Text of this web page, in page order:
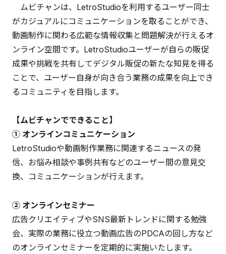
ムビチャンは、LetroStudioを利用するユーザー同士
がカジュアルにコミュニケーションを取ることができ、
動画制作に関わる広範な情報収集と問題解決が行えるオ
ンライン空間です。LetroStudioユーザーが自らの販促
成果や挑戦を共有してデジタル販促の新たな知見を得る
ことで、ユーザー自身が向き合う業務の成果を向上でき
るコミュニティを目指します。
【ムビチャンでできること】
① オンラインコミュニケーション
LetroStudioや動画制作業務に関連するニュースの発
信、お悩み相談や事例共有などのユーザー間の意見交
換、コミュニケーションが行えます。
② オンラインセミナー
広告クリエイティブやSNS最新トレンドに関する勉強
会、実際の業務に役立つ動画広告のPDCAの回し方など
のオンラインセミナーを定期的に実施いたします。